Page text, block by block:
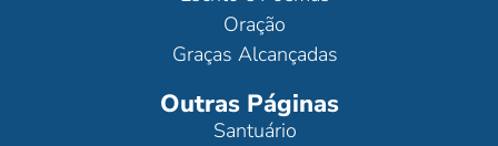
Oração
Graças Alcançadas
Outras Páginas
Santuário